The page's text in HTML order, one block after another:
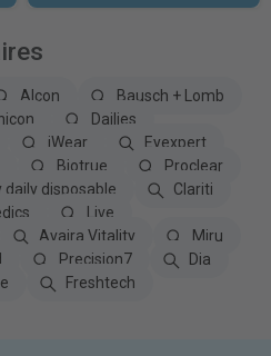
Alcon
Bausch + Lomb
Dailies
iWear
Eyexpert
Biotrue
Proclear
daily disposable
Clariti
Live
Avaira Vitality
Miru
Precision7
Dia
Freshtech